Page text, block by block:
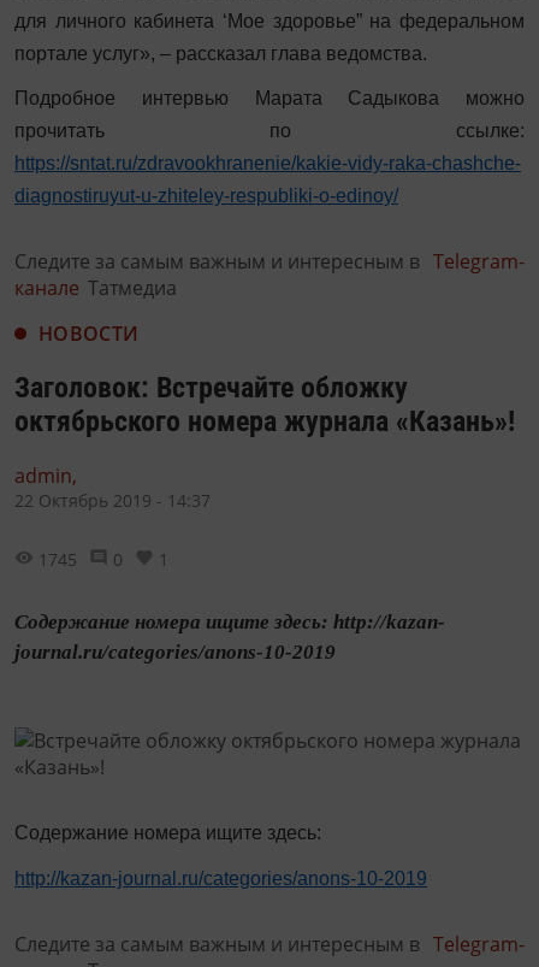
для личного кабинета ‘Мое здоровье” на федеральном
портале услуг», – рассказал глава ведомства.
Подробное интервью Марата Садыкова можно
прочитать по ссылке:
https://sntat.ru/zdravookhranenie/kakie-vidy-raka-chashche-
diagnostiruyut-u-zhiteley-respubliki-o-edinoy/
Следите за самым важным и интересным в Telegram-
канале Татмедиа
НОВОСТИ
Заголовок: Встречайте обложку
октябрьского номера журнала «Казань»!
admin,
22 Октябрь 2019 - 14:37
1745 0 1
Содержание номера ищите здесь: http://kazan-
journal.ru/categories/anons-10-2019
Содержание номера ищите здесь:
http://kazan-journal.ru/categories/anons-10-2019
Следите за самым важным и интересным в Telegram-